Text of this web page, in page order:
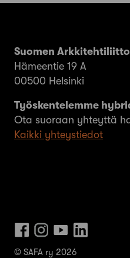
Suomen Arkkitehtiliitto
Hämeentie 19 A
00500 Helsinki
Työskentelemme
Ota suoraan yhteyttä
Kaikki yhteystiedot
© SAFA ry 2026